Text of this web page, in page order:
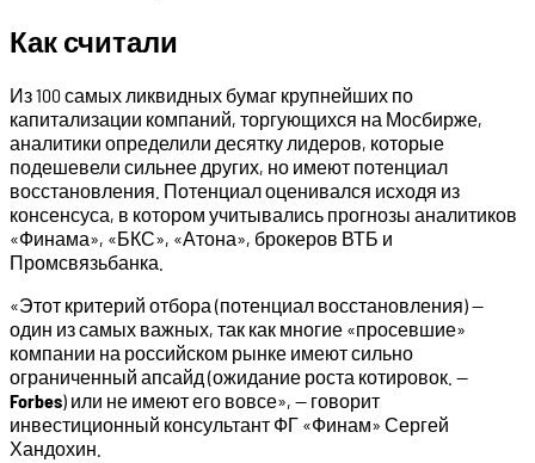
Как считали
Из 100 самых ликвидных бумаг крупнейших по
капитализации компаний, торгующихся на Мосбирже,
аналитики определили десятку лидеров, которые
подешевели сильнее других, но имеют потенциал
восстановления. Потенциал оценивался исходя из
консенсуса, в котором учитывались прогнозы аналитиков
«Финама», «БКС», «Атона», брокеров ВТБ и
Промсвязьбанка.
«Этот критерий отбора (потенциал восстановления) —
один из самых важных, так как многие «просевшие»
компании на российском рынке имеют сильно
ограниченный апсайд (ожидание роста котировок. —
Forbes) или не имеют его вовсе», — говорит
инвестиционный консультант ФГ «Финам» Сергей
Хандохин.